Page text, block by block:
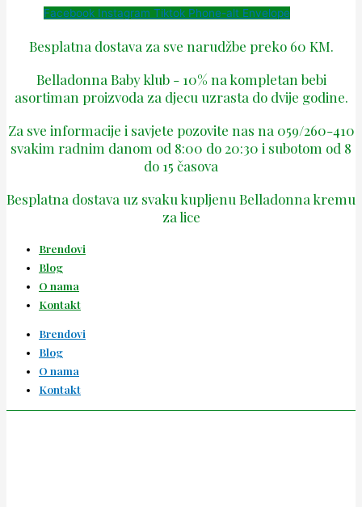
Facebook Instagram Tiktok Phone-alt Envelope
Besplatna dostava za sve narudžbe preko 60 KM.
Belladonna Baby klub - 10% na kompletan bebi
asortiman proizvoda za djecu uzrasta do dvije godine.
Za sve informacije i savjete pozovite nas na 059/260-410
svakim radnim danom od 8:00 do 20:30 i subotom od 8
do 15 časova
Besplatna dostava uz svaku kupljenu Belladonna kremu
za lice
Brendovi
Blog
O nama
Kontakt
Brendovi
Blog
O nama
Kontakt